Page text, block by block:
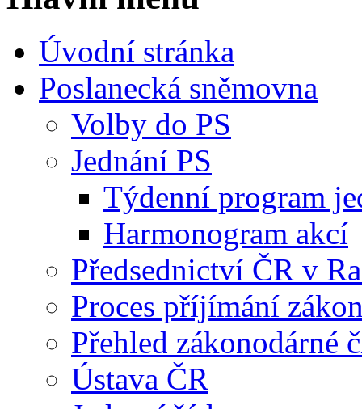
Úvodní stránka
Poslanecká sněmovna
Volby do PS
Jednání PS
Týdenní program
Harmonogram akcí
Předsednictví ČR v
Proces příjímání
Přehled zákonodárné
Ústava ČR